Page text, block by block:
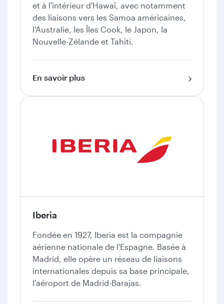
et à l'intérieur d'Hawaï, avec notamment
des liaisons vers les Samoa américaines,
l'Australie, les Îles Cook, le Japon, la
Nouvelle-Zélande et Tahiti.
En savoir plus
Iberia
Fondée en 1927, Iberia est la compagnie
aérienne nationale de l'Espagne. Basée à
Madrid, elle opère un réseau de liaisons
internationales depuis sa base principale,
l'aéroport de Madrid-Barajas.